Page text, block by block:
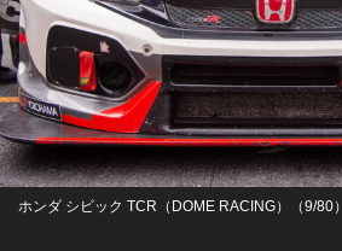
ホンダ シビック TCR（DOME RACING）（9/80）